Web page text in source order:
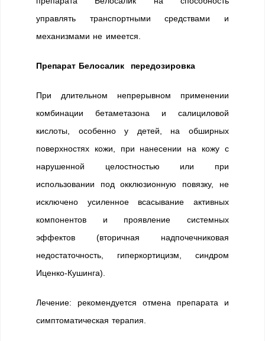
управлять транспортными средствами и
механизмами не имеется.
Препарат Белосалик передозировка
При длительном непрерывном применении
комбинации бетаметазона и салициловой
кислоты, особенно у детей, на обширных
поверхностях кожи, при нанесении на кожу с
нарушенной целостностью или при
использовании под окклюзионную повязку, не
исключено усиленное всасывание активных
компонентов и проявление системных
эффектов (вторичная надпочечниковая
недостаточность, гиперкортицизм, синдром
Иценко-Кушинга).
Лечение: рекомендуется отмена препарата и
симптоматическая терапия.